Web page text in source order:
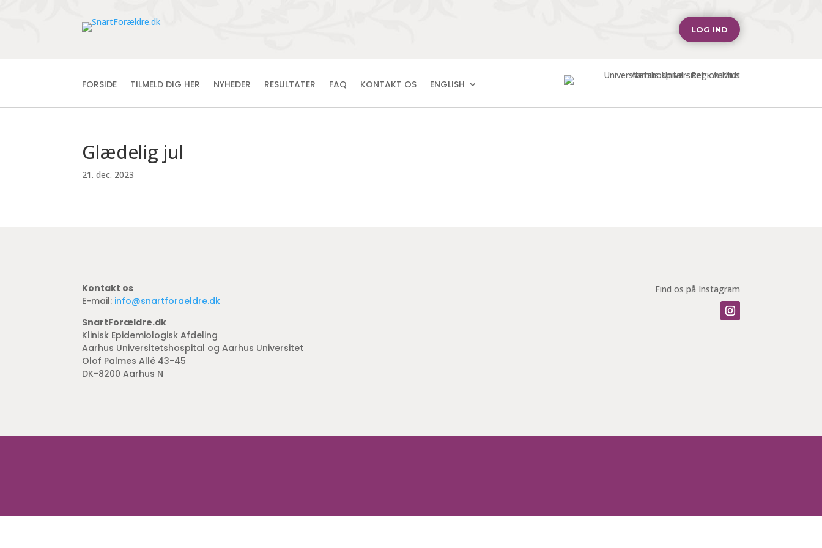
LOG IND
FORSIDE TILMELD DIG HER NYHEDER RESULTATER FAQ KONTAKT OS ENGLISH
Glædelig jul
21. dec. 2023
Kontakt os
E-mail: info@snartforaeldre.dk
SnartForældre.dk
Klinisk Epidemiologisk Afdeling
Aarhus Universitetshospital og Aarhus Universitet
Olof Palmes Allé 43-45
DK-8200 Aarhus N
Find os på Instagram